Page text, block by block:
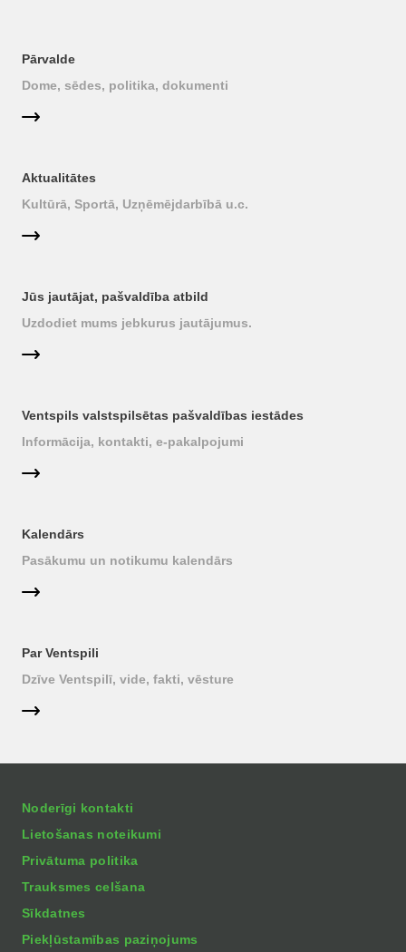
Pārvalde
Dome, sēdes, politika, dokumenti
Aktualitātes
Kultūrā, Sportā, Uzņēmējdarbībā u.c.
Jūs jautājat, pašvaldība atbild
Uzdodiet mums jebkurus jautājumus.
Ventspils valstspilsētas pašvaldības iestādes
Informācija, kontakti, e-pakalpojumi
Kalendārs
Pasākumu un notikumu kalendārs
Par Ventspili
Dzīve Ventspilī, vide, fakti, vēsture
Noderīgi kontakti
Lietošanas noteikumi
Privātuma politika
Trauksmes celšana
Sīkdatnes
Piekļūstamības paziņojums